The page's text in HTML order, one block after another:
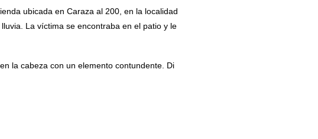
ubicada en Caraza al 200, en la localidad
La víctima se encontraba en el patio y le
la cabeza con un elemento contundente. Di